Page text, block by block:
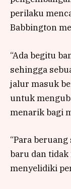
perilaku
Babbington
“Ada begitu
sehingga
jalur masuk
untuk
menarik bagi
“Para
baru dan
menyelidiki